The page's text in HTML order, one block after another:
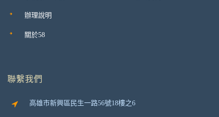
辦理說明
關於58
聯繫我們
高雄市新興區民生一路56號18樓之6